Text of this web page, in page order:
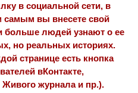
в социальной сети, в
самым вы внесете свой
больше людей узнают о ее
но реальных историях.
странице есть кнопка
вКонтакте,
журнала и пр.).